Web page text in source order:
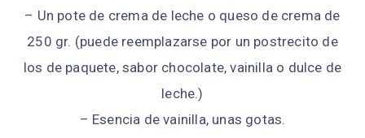
– Un pote de crema de leche o queso de crema de
250 gr. (puede reemplazarse por un postrecito de
los de paquete, sabor chocolate, vainilla o dulce de
leche.)
– Esencia de vainilla, unas gotas.